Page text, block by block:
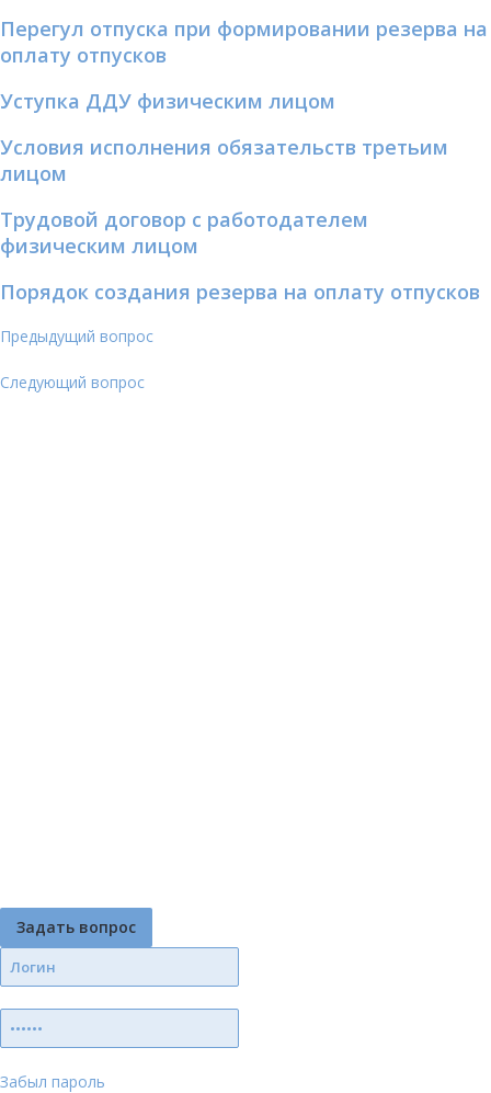
Перегул отпуска при формировании резерва на
оплату отпусков
Уступка ДДУ физическим лицом
Условия исполнения обязательств третьим
лицом
Трудовой договор с работодателем
физическим лицом
Порядок создания резерва на оплату отпусков
Предыдущий вопрос
Следующий вопрос
Задать вопрос
Забыл пароль